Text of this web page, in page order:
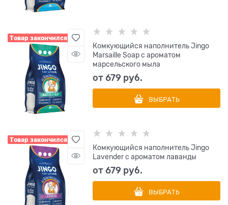
Товар закончился
Комкующийся наполнитель Jingo
Marsaille Soap с ароматом
марсельского мыла
от679 руб.
ВЫБРАТЬ
Товар закончился
Комкующийся наполнитель Jingo
Lavender с ароматом лаванды
от679 руб.
ВЫБРАТЬ